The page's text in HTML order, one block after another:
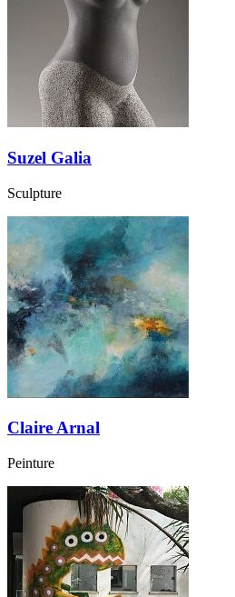
Suzel Galia
Sculpture
Claire Arnal
Peinture